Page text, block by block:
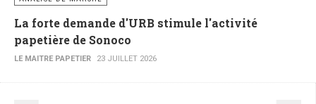
La forte demande d'URB stimule l'activité
papetière de Sonoco
LE MAITRE PAPETIER 23 JUILLET 2026